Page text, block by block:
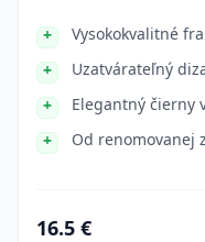
Vysokokvalitné
Uzatvárateľný
Elegantný čierny
Od renomovanej
16.5 €